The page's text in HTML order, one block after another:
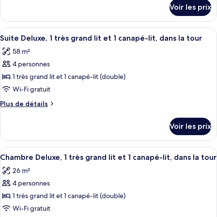
Deluxe,
2
grands
lits,
dans
la
tour
(Mobility/Hearing
Impaired/Tower)
le
type
de
Chambre
Deluxe,
grands
lits,
la
Voir les prix
Afficher
toutes
les
photos
pour
ce
type
de
Suite
Deluxe,
1
très
grand
lit
et
1
Une chambre d’hôtel avec un
5
Suite Deluxe, 1 très grand lit et 1 canapé-lit, dans la tour
58 m²
4 personnes
1 très grand lit et 1 canapé-lit (double)
Wi-Fi gratuit
Plus de détails
Plus
le
type
de
Suite
Deluxe,
très
grand
Voir les prix
Afficher
toutes
les
photos
pour
ce
Une chambre d’hôtel avec un grand
5
Chambre Deluxe, 1 très grand lit et 1 canapé-lit, dans la tour
26 m²
4 personnes
1 très grand lit et 1 canapé-lit (double)
Wi-Fi gratuit